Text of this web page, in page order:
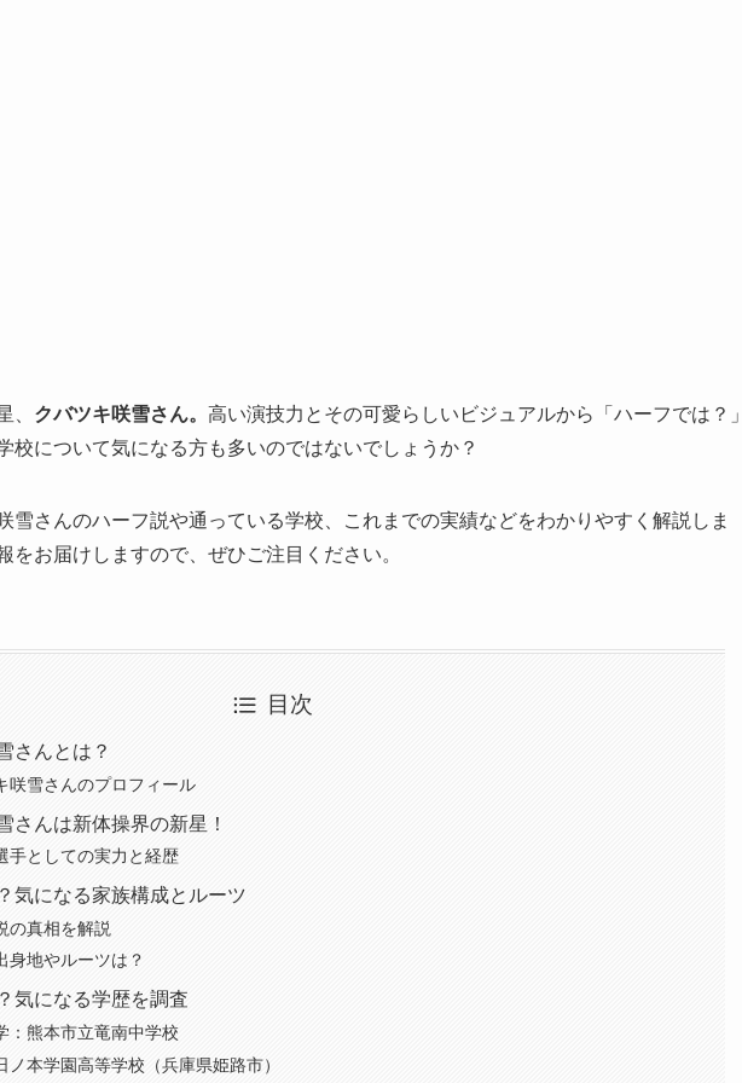
、 クバツキ咲雪さん。 高い演技力とその可愛らしいビジュアルから
「ハーフでは？」
校について気になる方も多いのではないでしょうか？
雪さんのハーフ説や通っている学校、これまでの実績などをわかりやすく解説 しま
をお届けしますので、ぜひご注目ください。
目次
さんとは？
咲雪さんのプロフィール
さんは新体操界の新星！
手としての実力と経歴
気になる家族構成とルーツ
の真相を解説
身地やルーツは？
気になる学歴を調査
：熊本市立竜南中学校
ノ本学園高等学校（兵庫県姫路市）